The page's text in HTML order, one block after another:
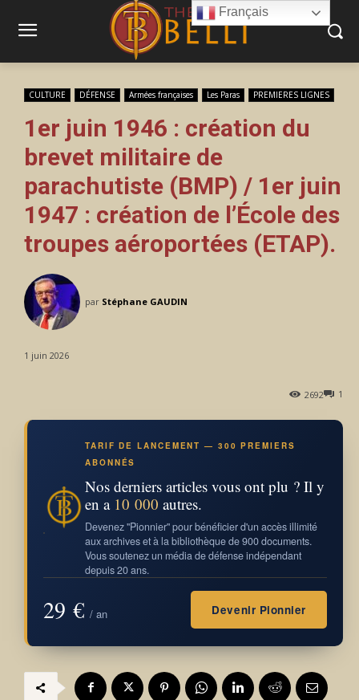
CULTURE DÉFENSE Armées françaises Les Paras PREMIERES LIGNES
1er juin 1946 : création du
brevet militaire de
parachutiste (BMP) / 1er juin
1947 : création de l’École des
troupes aéroportées (ETAP).
par Stéphane GAUDIN
1 juin 2026
1
2692
TARIF DE LANCEMENT — 300 PREMIERS
ABONNÉS
Nos derniers articles vous ont plu ? Il y
en a 10 000 autres.
Devenez "Pionnier" pour bénéficier d'un accès illimité
aux archives et à la bibliothèque de 900 documents.
Vous soutenez un média de défense indépendant
depuis 20 ans.
29 € / an Devenir Pionnier
Français